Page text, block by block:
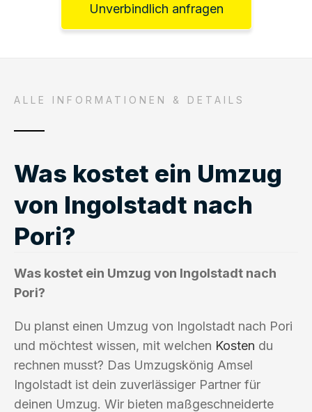
Unverbindlich anfragen
ALLE INFORMATIONEN & DETAILS
Was kostet ein Umzug
von Ingolstadt nach
Pori?
Was kostet ein Umzug von Ingolstadt nach
Pori?
Du planst einen Umzug von Ingolstadt nach Pori
und möchtest wissen, mit welchen Kosten du
rechnen musst? Das Umzugskönig Amsel
Ingolstadt ist dein zuverlässiger Partner für
deinen Umzug. Wir bieten maßgeschneiderte